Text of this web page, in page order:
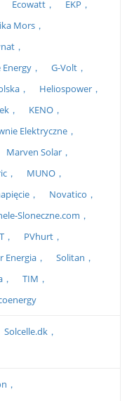
Ecowatt，
EKP，
Mors，
，
Energy，
G-Volt，
，
Heliospower，
，
KENO，
Elektryczne，
Marven Solar，
，
MUNO，
，
Novatico，
Sloneczne.com，
，
PVhurt，
Energia，
Solitan，
TIM，
Solcelle.dk，
，